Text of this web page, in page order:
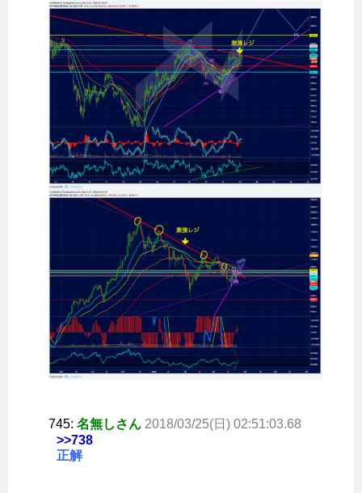
745: 名無しさん 2018/03/25(日) 02:51:03.68
>>738
正解